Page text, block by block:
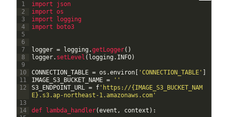
1
2
3
4
5
6
7
8
9
10
11
12
13
14
import json
import os
import
logging
import
boto3
logger = logging .getLogger( )
logger. setLevel ( logging . INFO)
CONNECTION_TABLE = os .environ 'CONNECTION_TABLE'
IMAGE_S3_BUCKET_NAME =
''
S3_ENDPOINT_URL = f 'https://{IMAGE_S3_BUCKET_NAM
E}.s3.ap-northeast-1.amazonaws.com'
def lambda_handler(event , context ) :